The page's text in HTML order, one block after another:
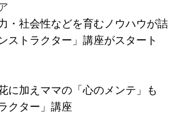
・社会性などを育むノウハウが詰
ストラクター」講座がスタート
に加えママの「心のメンテ」も
クター」講座